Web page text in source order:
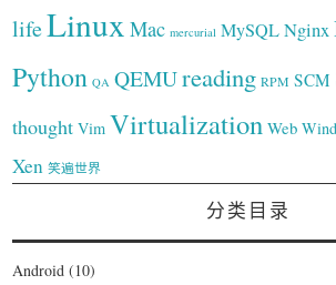
lifeLinux Mac mercurial MySQLNginx
Python QA QEMUreading RPM SCM
thought Vim Virtualization Web
Xen 笑遍世界
分类目录
Android (10)